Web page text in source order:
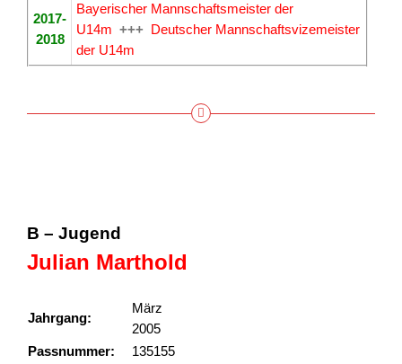
2017-
2018
Bayerischer Mannschaftsmeister der
U14m +++ Deutscher Mannschaftsvizemeister
der U14m
B – Jugend
Julian Marthold
Jahrgang:
März
2005
Passnummer:
135155